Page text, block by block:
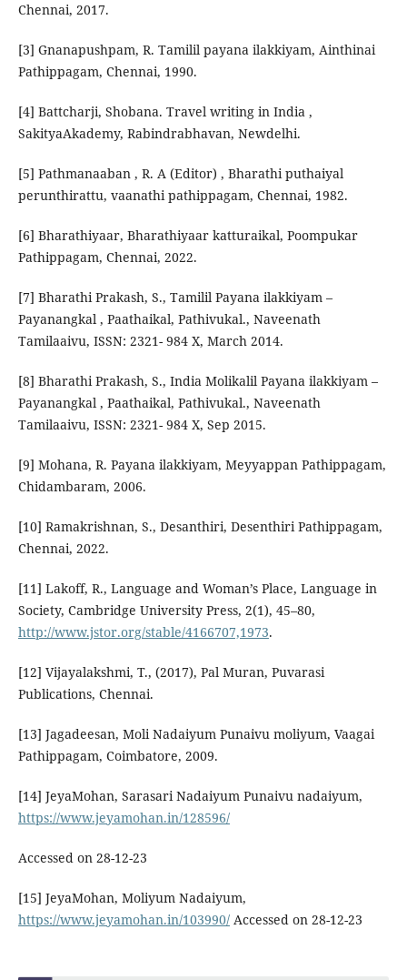
Chennai, 2017.
[3] Gnanapushpam, R. Tamilil payana ilakkiyam, Ainthinai
Pathippagam, Chennai, 1990.
[4] Battcharji, Shobana. Travel writing in India ,
SakityaAkademy, Rabindrabhavan, Newdelhi.
[5] Pathmanaaban , R. A (Editor) , Bharathi puthaiyal
perunthirattu, vaanathi pathippagam, Chennai, 1982.
[6] Bharathiyaar, Bharathiyaar katturaikal, Poompukar
Pathippagam, Chennai, 2022.
[7] Bharathi Prakash, S., Tamilil Payana ilakkiyam –
Payanangkal , Paathaikal, Pathivukal., Naveenath
Tamilaaivu, ISSN: 2321- 984 X, March 2014.
[8] Bharathi Prakash, S., India Molikalil Payana ilakkiyam –
Payanangkal , Paathaikal, Pathivukal., Naveenath
Tamilaaivu, ISSN: 2321- 984 X, Sep 2015.
[9] Mohana, R. Payana ilakkiyam, Meyyappan Pathippagam,
Chidambaram, 2006.
[10] Ramakrishnan, S., Desanthiri, Desenthiri Pathippagam,
Chennai, 2022.
[11] Lakoff, R., Language and Woman’s Place, Language in
Society, Cambridge University Press, 2(1), 45–80,
http://www.jstor.org/stable/4166707,1973.
[12] Vijayalakshmi, T., (2017), Pal Muran, Puvarasi
Publications, Chennai.
[13] Jagadeesan, Moli Nadaiyum Punaivu moliyum, Vaagai
Pathippagam, Coimbatore, 2009.
[14] JeyaMohan, Sarasari Nadaiyum Punaivu nadaiyum,
https://www.jeyamohan.in/128596/
Accessed on 28-12-23
[15] JeyaMohan, Moliyum Nadaiyum,
https://www.jeyamohan.in/103990/Accessed on 28-12-23